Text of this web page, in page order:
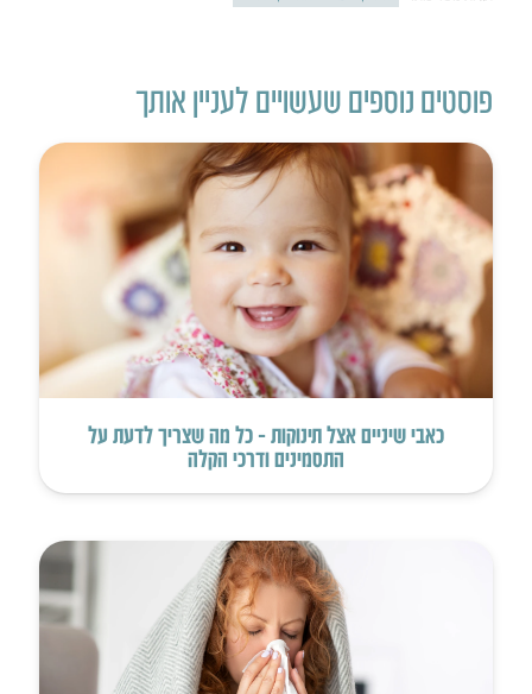
פוסטים נוספים שעשויים לעניין אותך
כאבי שיניים אצל תינוקות – כל מה שצריך לדעת על
התסמינים ודרכי הקלה